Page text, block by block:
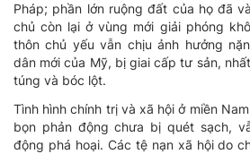
Pháp; phần lớn ruộng đất của họ đã
chủ còn lại ở vùng mới giải phóng
thôn chủ yếu vẫn chịu ảnh hưởng
dân mới của Mỹ, bị giai cấp tư sản,
túng và bóc lột.
Tình hình chính trị và xã hội ở miền
bọn phản động chưa bị quét sạch,
động phá hoại. Các tệ nạn xã hội do